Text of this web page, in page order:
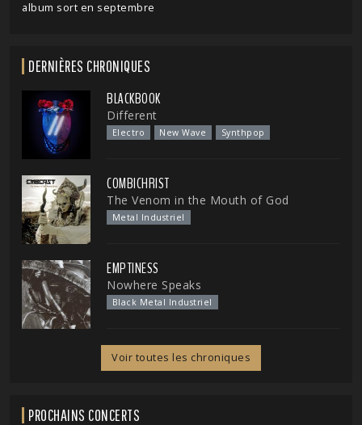
album sort en septembre
DERNIÈRES CHRONIQUES
BLACKBOOK
Different
Electro New Wave Synthpop
COMBICHRIST
The Venom in the Mouth of God
Metal Industriel
EMPTINESS
Nowhere Speaks
Black Metal Industriel
Voir toutes les chroniques
PROCHAINS CONCERTS